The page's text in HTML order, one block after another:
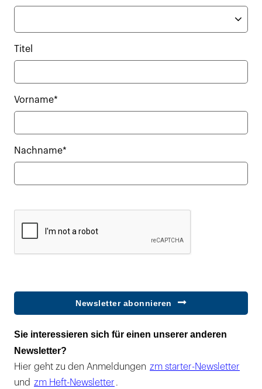
Titel
Vorname*
Nachname*
Newsletter abonnieren
Sie interessieren sich für einen unserer anderen
Newsletter?
Hier geht zu den Anmeldungen zm starter-Newsletter
und zm Heft-Newsletter .